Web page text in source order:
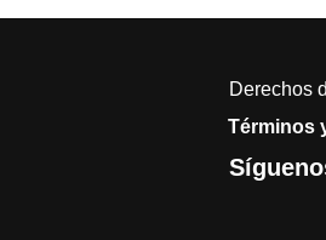
Derechos
Términos